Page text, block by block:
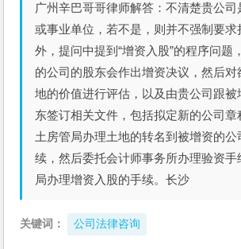
广州辛巴哥哥律师解答：不清楚贵公司
或事业单位，若不是，则并不强制要求
外，提问中提到“增资入股”的程序问题
的公司的股东会作出增资决议，然后对
地的价值进行评估，以及由贵公司跟
东签订相关文件，包括拟定新的公司章
土房管局办理土地的转名到被增资的公
续，然后委托会计师事务所办理验资
局办理增资入股的手续。长沙
关键词： 公司法律咨询